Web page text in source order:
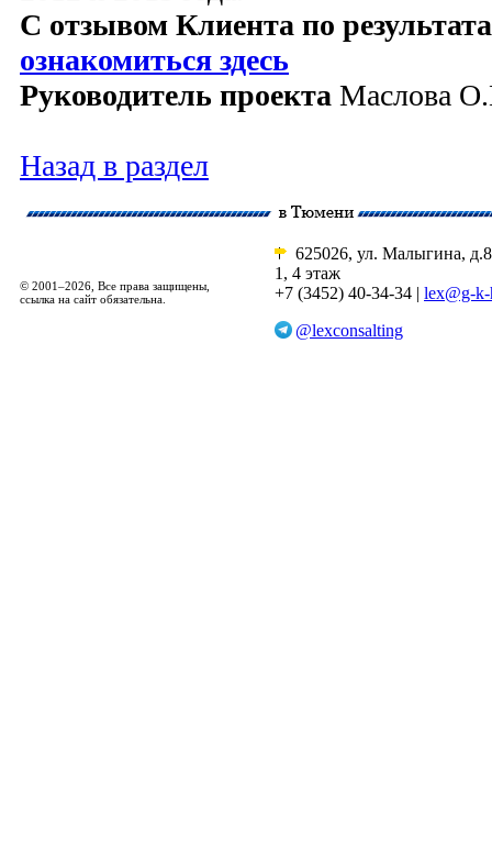
С отзывом Клиента по
ознакомиться здесь
Руководитель проекта Маслова
Назад в раздел
© 2001–2026, Все права защищены,
ссылка на сайт обязательна.
625026, ул. Малыгина,
1, 4 этаж
+7 (3452) 40-34-34 | lex@g-
@lexconsalting